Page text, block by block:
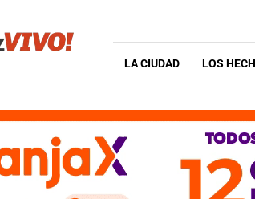
LA CIUDAD LOS